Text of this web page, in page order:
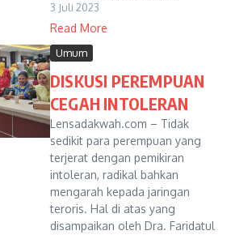
3 Juli 2023
Read More
Umum
DISKUSI PEREMPUAN
CEGAH INTOLERAN
Lensadakwah.com – Tidak
sedikit para perempuan yang
terjerat dengan pemikiran
intoleran, radikal bahkan
mengarah kepada jaringan
teroris. Hal di atas yang
disampaikan oleh Dra. Faridatul